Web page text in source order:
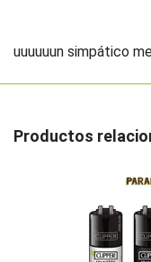
uuuuuun simpático
Productos